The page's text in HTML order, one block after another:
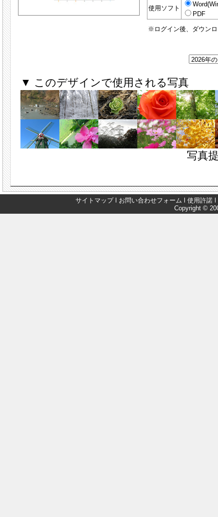
使用ソフト
PDF
※ログイン後、ダウン
▼ このデザインで使用される写真
写真
サイトマップl お問い合わせフォーム 使用許諾
Copyright ©